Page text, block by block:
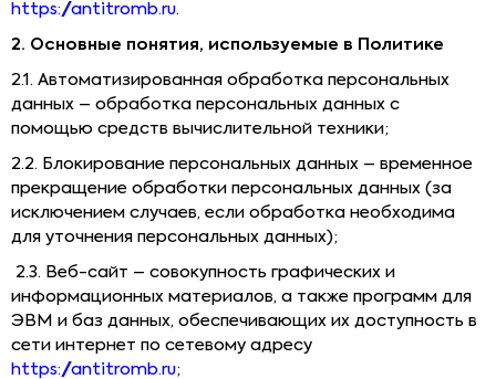
https://antitromb.ru.
2. Основные понятия, используемые в Политике
2.1. Автоматизированная обработка персональных
данных – обработка персональных данных с
помощью средств вычислительной техники;
2.2. Блокирование персональных данных – временное
прекращение обработки персональных данных (за
исключением случаев, если обработка необходима
для уточнения персональных данных);
2.3. Веб-сайт – совокупность графических и
информационных материалов, а также программ для
ЭВМ и баз данных, обеспечивающих их доступность в
сети интернет по сетевому адресу
https://antitromb.ru;